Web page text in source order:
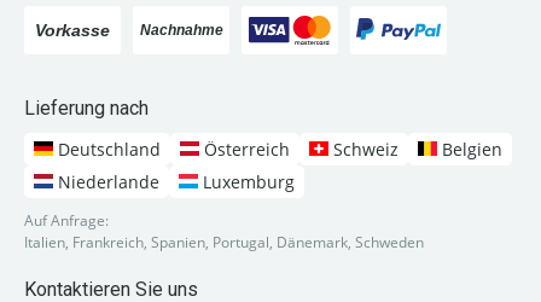
Lieferung nach
Deutschland
Österreich Schweiz
Belgien
Niederlande
Luxemburg
Auf Anfrage:
Italien, Frankreich, Spanien, Portugal, Dänemark, Schweden
Kontaktieren Sie uns